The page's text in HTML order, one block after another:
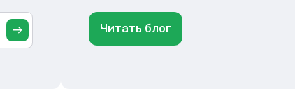
Читать блог